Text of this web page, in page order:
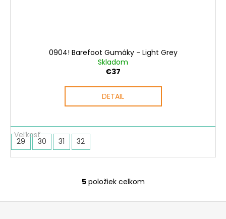
0904! Barefoot Gumáky - Light Grey
Skladom
€37
DETAIL
29 30 31 32
O
v
5položiek celkom
Z